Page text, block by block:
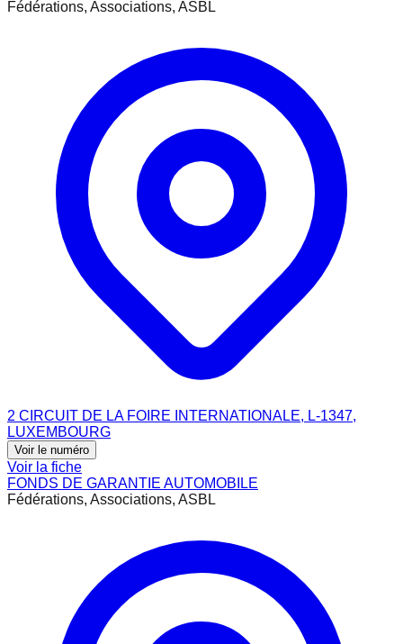
Fédérations, Associations, ASBL
2 CIRCUIT DE LA FOIRE INTERNATIONALE, L-1347,
LUXEMBOURG
Voir le numéro
Voir la fiche
FONDS DE GARANTIE AUTOMOBILE
Fédérations, Associations, ASBL